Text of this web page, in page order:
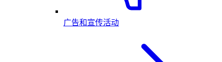
广告和宣传活动